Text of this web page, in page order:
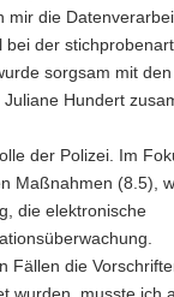
mir die
der
sorgsam mit
Hundert
der Polizei. Im
Maßnahmen (8.5),
die elektronische
Fällen die
wurden, musste ich